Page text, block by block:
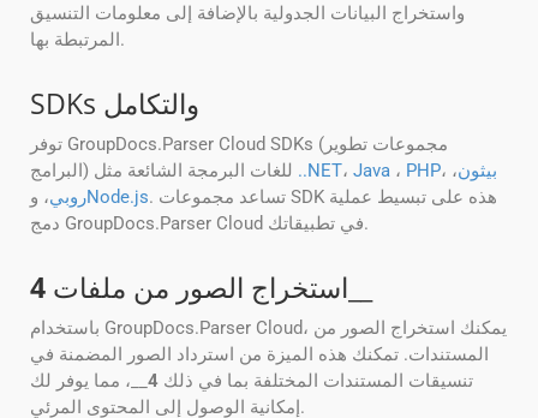
واستخراج البيانات الجدولية بالإضافة إلى معلومات التنسيق
المرتبطة بها.
SDKs والتكامل
توفر GroupDocs.Parser Cloud SDKs (مجموعات تطوير
..NET، Java ، PHP، بيثون،
روبي، و Node.js. تساعد مجموعات SDK هذه على تبسيط عملية
دمج GroupDocs.Parser Cloud في تطبيقاتك.
استخراج الصور من ملفات 4
باستخدام GroupDocs.Parser Cloud، يمكنك استخراج الصور من
المستندات. تمكنك هذه الميزة من استرداد الصور المضمنة في
تنسيقات المستندات المختلفة بما في ذلك 4 __، مما يوفر لك
إمكانية الوصول إلى المحتوى المرئي.